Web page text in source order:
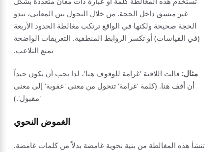
غير متسق داخل الحجة. من خلال التحول بين المعاني، تبدو
الحجة صحيحة ولكنها في الواقع ترتكب مغالطة الحدود الأربعة
(في القياسات) أو تكسر الروابط المنطقية. التعريفات الواضحة
تمنع التلاعب.
مثال: قالت اللافتة 'غرامة للوقوف هنا'، لذا يجب أن يكون جيداً
أن أقف هنا. (كلمة 'غرامة' تتحول من معنى 'عقوبة' إلى معنى
'مقبول'.)
الغموض النحوي
تنشأ هذه المغالطة من بنية نحوية غامضة بدلاً من كلمات غامضة.